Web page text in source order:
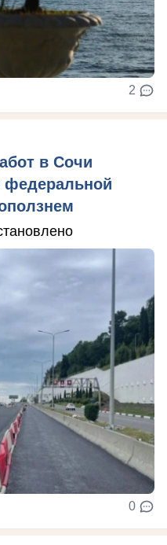
2
в Сочи
федеральной
0